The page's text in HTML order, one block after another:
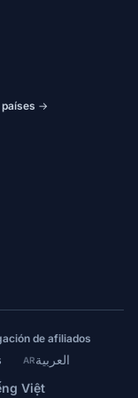
países →
de afiliados
ARالعربية
Việt